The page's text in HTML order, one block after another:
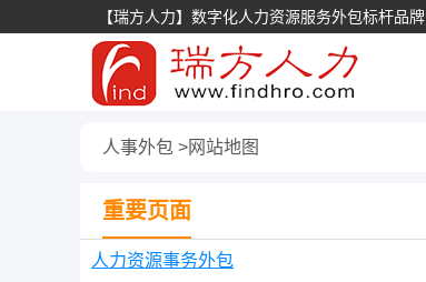
【瑞方人力】数字化人力资源服务外包标杆品牌
人事外包 网站地图
重要页面
人力资源事务外包